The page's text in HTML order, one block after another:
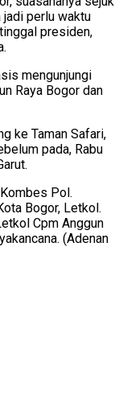
jadi perlu waktu
presiden,
mengunjungi
Raya Bogor dan
ke Taman Safari,
pada, Rabu
Pol.
Bogor, Letkol.
Cpm Anggun
(Adenan